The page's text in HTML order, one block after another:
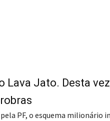
Lava Jato. Desta
PF, o esquema milionário